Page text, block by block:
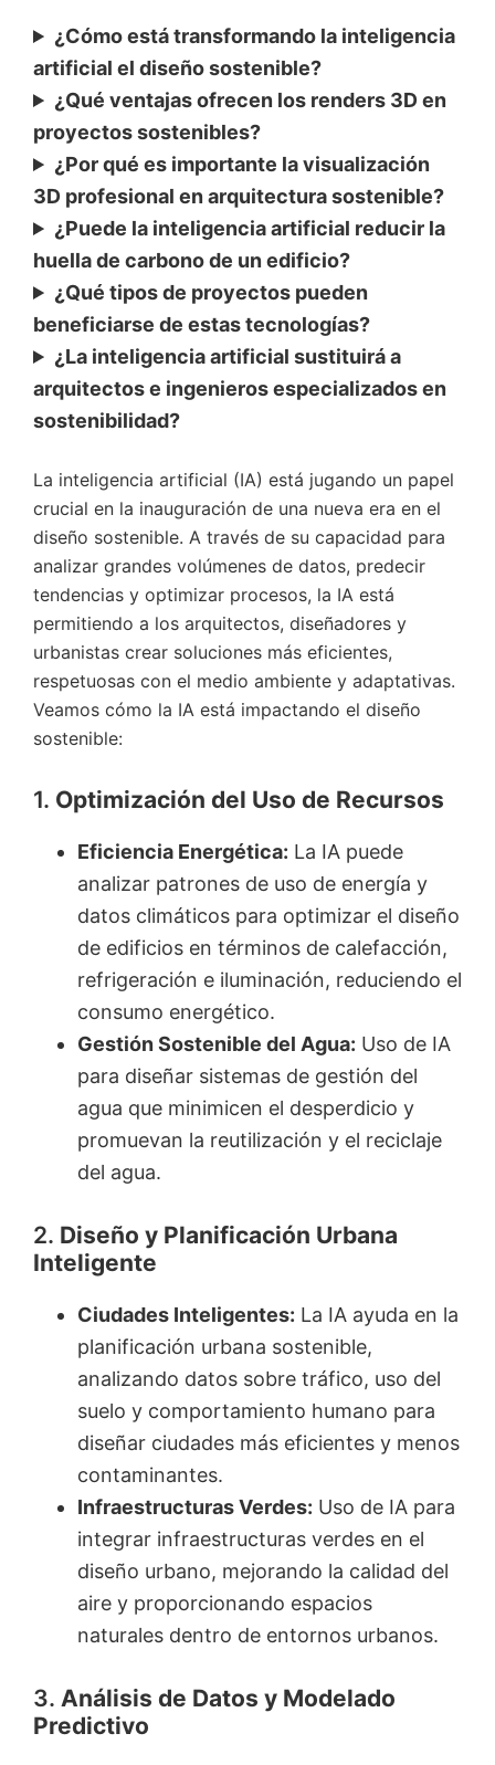
¿Cómo está transformando la inteligencia
artificial el diseño sostenible?
¿Qué ventajas ofrecen los renders 3D en
proyectos sostenibles?
¿Por qué es importante la visualización
3D profesional en arquitectura sostenible?
¿Puede la inteligencia artificial reducir la
huella de carbono de un edificio?
¿Qué tipos de proyectos pueden
beneficiarse de estas tecnologías?
¿La inteligencia artificial sustituirá a
arquitectos e ingenieros especializados en
sostenibilidad?
La inteligencia artificial (IA) está jugando un papel
crucial en la inauguración de una nueva era en el
diseño sostenible. A través de su capacidad para
analizar grandes volúmenes de datos, predecir
tendencias y optimizar procesos, la IA está
permitiendo a los arquitectos, diseñadores y
urbanistas crear soluciones más eficientes,
respetuosas con el medio ambiente y adaptativas.
Veamos cómo la IA está impactando el diseño
sostenible:
1. Optimización del Uso de Recursos
Eficiencia Energética: La IA puede
analizar patrones de uso de energía y
datos climáticos para optimizar el diseño
de edificios en términos de calefacción,
refrigeración e iluminación, reduciendo el
consumo energético.
Gestión Sostenible del Agua: Uso de IA
para diseñar sistemas de gestión del
agua que minimicen el desperdicio y
promuevan la reutilización y el reciclaje
del agua.
2. Diseño y Planificación Urbana
Inteligente
Ciudades Inteligentes: La IA ayuda en la
planificación urbana sostenible,
analizando datos sobre tráfico, uso del
suelo y comportamiento humano para
diseñar ciudades más eficientes y menos
contaminantes.
Infraestructuras Verdes: Uso de IA para
integrar infraestructuras verdes en el
diseño urbano, mejorando la calidad del
aire y proporcionando espacios
naturales dentro de entornos urbanos.
3. Análisis de Datos y Modelado
Predictivo